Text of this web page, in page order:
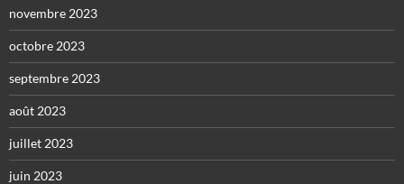
novembre 2023
octobre 2023
septembre 2023
août 2023
juillet 2023
juin 2023